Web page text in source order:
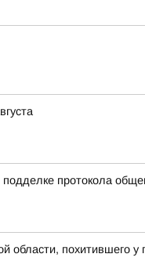
протокола
области, похитившего